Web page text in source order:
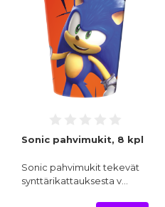
Sonic pahvimukit, 8 kpl
Sonic pahvimukit tekevät
synttärikattauksesta v…